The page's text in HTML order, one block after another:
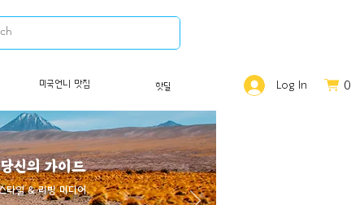
신의 가이드
타일 & 리빙 미디어
미국언니 맛집 핫딜 Log In 0